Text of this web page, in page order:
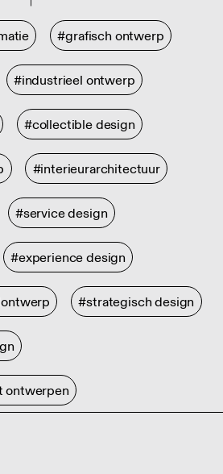
#grafisch ontwerp
#industrieel ontwerp
#collectible design
#interieurarchitectuur
#service design
#experience design
#strategisch design
ontwerpen